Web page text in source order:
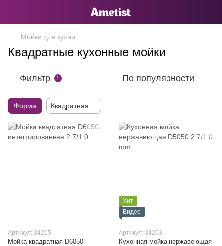
Мойки для кухни
Квадратные кухонные мойки
Фильтр 1 По популярности
Форма Квадратная
Артикул: 34205
Мойка квадратная D6050
Хит
Видео
Артикул: 34203
Кухонная мойка нержавеющая